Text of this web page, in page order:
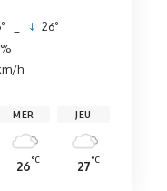
° 26°
h
MER
26°C
JEU
27°C